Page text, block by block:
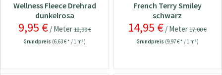
Wellness Fleece Drehrad
dunkelrosa
9,95 €/ Meter12,90 €
Grundpreis (6,63 € * / 1 m²)
French Terry Smiley
schwarz
14,95 € / Meter17,00 €
Grundpreis (9,97 € * / 1 m²)